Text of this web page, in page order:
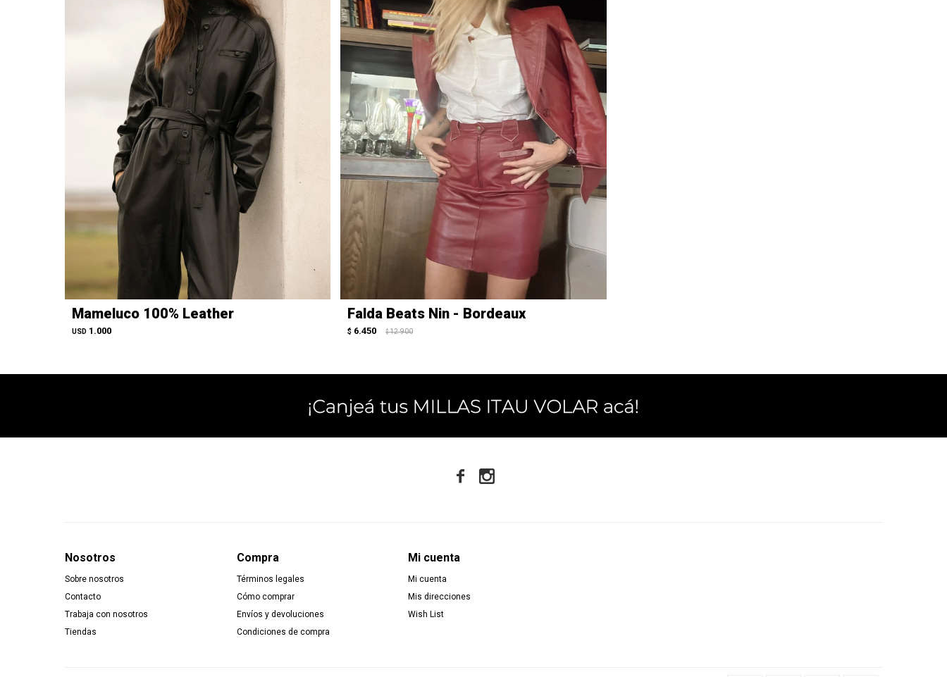
Mameluco 100% Leather
USD 1.000
Falda Beats Nin - Bordeaux
$ 6.450 $ 12.900
Nosotros
Sobre nosotros
Contacto
Trabaja con nosotros
Tiendas
Compra
Términos legales
Cómo comprar
Envíos y devoluciones
Condiciones de compra
Mi cuenta
Mi cuenta
Mis direcciones
Wish List
 